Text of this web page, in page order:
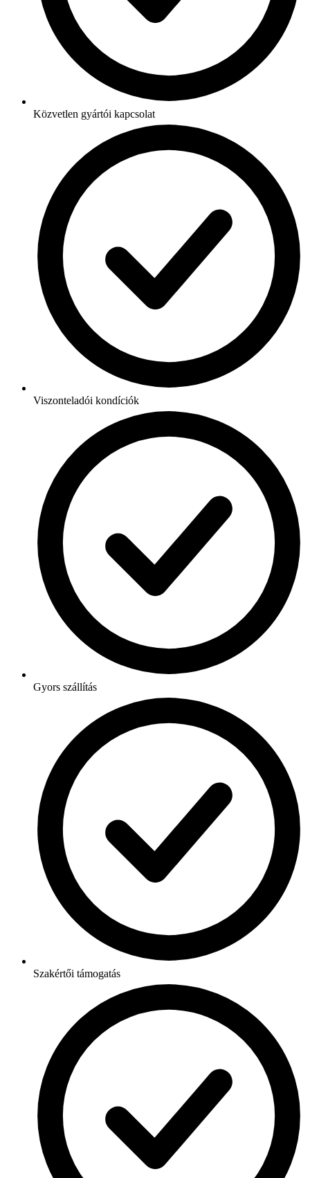
Közvetlen gyártói kapcsolat
Viszonteladói kondíciók
Gyors szállítás
Szakértői támogatás